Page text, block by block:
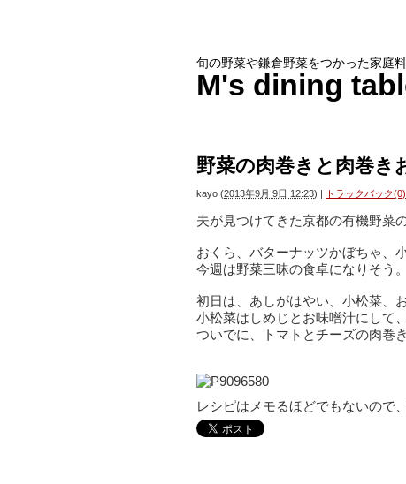
旬の野菜や鎌倉野菜をつかった家庭
M's dining
野菜の肉巻きと肉巻き
kayo (2013年9月 9日 12:23) | トラックバック(0)
夫が見つけてきた京都の有機野菜
おくら、バターナッツかぼちゃ、
今週は野菜三昧の食卓になりそう。
初日は、あしがはやい、小松菜、お
小松菜はしめじとお味噌汁にして
ついでに、トマトとチーズの肉巻
レシピはメモるほどでもないので